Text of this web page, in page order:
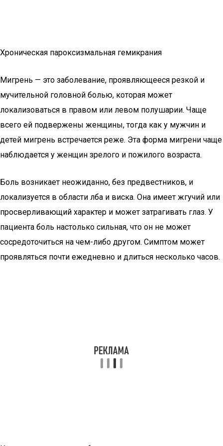
Хроническая пароксизмальная гемикрания
Мигрень — это заболевание, проявляющееся резкой и
мучительной головной болью, которая может
локализоваться в правом или левом полушарии. Чаще
всего ей подвержены женщины, тогда как у мужчин и
детей мигрень встречается реже. Эта форма мигрени чаще
наблюдается у женщин зрелого и пожилого возраста.
Боль возникает неожиданно, без предвестников, и
локализуется в области лба и виска. Она имеет жгучий или
просверливающий характер и может затрагивать глаз. У
пациента боль настолько сильная, что он не может
сосредоточиться на чем-либо другом. Симптом может
проявляться почти ежедневно и длиться несколько часов.